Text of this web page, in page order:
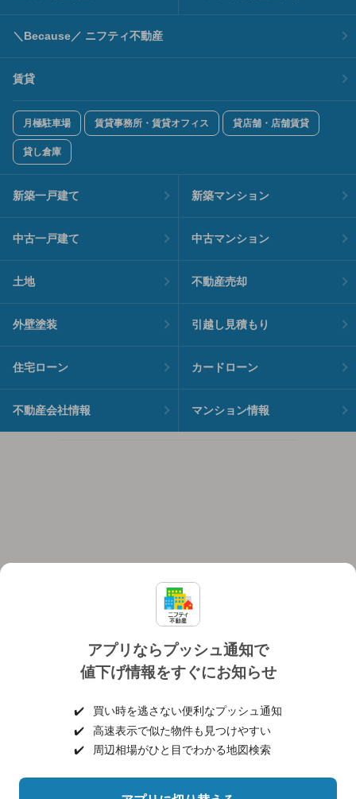
アプリならプッシュ通知で
値下げ情報をすぐにお知らせ
✔️
買い時を逃さない便利なプッシュ通知
✔️
高速表示で似た物件も見つけやすい
✔️
周辺相場がひと目でわかる地図検索
＼Because／ ニフティ不動産
賃貸
月極駐車場 賃貸事務所・賃貸オフィス 貸店舗・店舗賃貸
貸し倉庫
新築一戸建て 新築マンション
中古一戸建て 中古マンション
土地 不動産売却
外壁塗装 引越し見積もり
住宅ローン カードローン
不動産会社情報 マンション情報
個人情報保護ポリシー 利用規約
ヘルプ・お問い合わせ 採用情報